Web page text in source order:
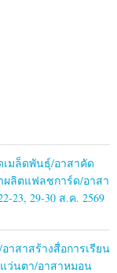
มล็ดพันธุ์/อาสาคัด
ผลิตแฟลชการ์ด/อาสา
23, 29-30 ส.ค. 2569
าสาสร้างสื่อการเรียน
ว่นตา/อาสาหมอน